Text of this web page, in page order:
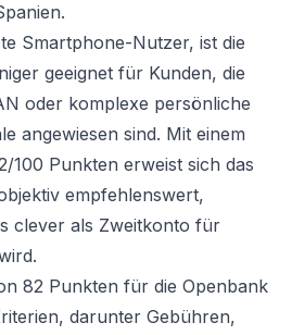
Smartphone-Nutzer, ist die
geeignet für Kunden, die
oder komplexe persönliche
angewiesen sind. Mit einem
100 Punkten erweist sich das
empfehlenswert,
clever als Zweitkonto für
82 Punkten für die Openbank
darunter Gebühren,